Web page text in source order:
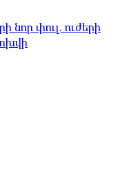
նոր փուլ. ուժերի